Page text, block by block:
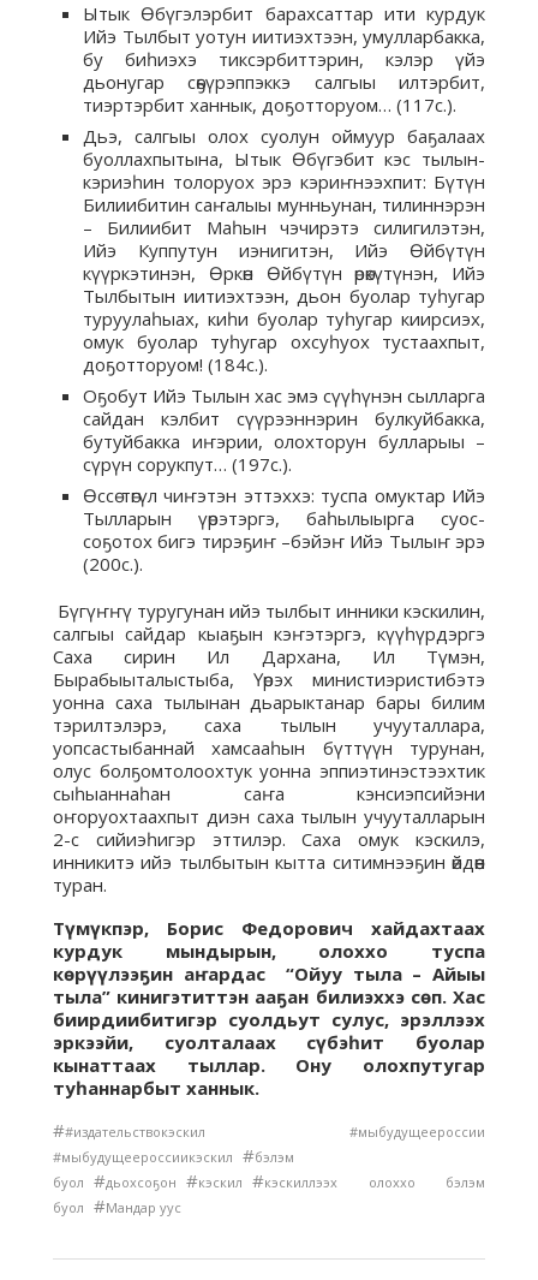
Ытык Өбүгэлэрбит барахсаттар ити курдук
Ийэ Тылбыт уотун иитиэхтээн, умулларбакка,
бу биһиэхэ тиксэрбиттэрин, кэлэр үйэ
дьонугар сөҕүрэппэккэ салгыы илтэрбит,
тиэртэрбит ханнык, доҕотторуом… (117с.).
Дьэ, салгыы олох суолун оймуур баҕалаах
буоллахпытына, Ытык Өбүгэбит кэс тылын-
кэриэһин толоруох эрэ кэриҥнээхпит: Бүтүн
Билиибитин саҥалыы мунньунан, тилиннэрэн
– Билиибит Маһын чэчирэтэ силигилэтэн,
Ийэ Куппутун иэнигитэн, Ийэ Өйбүтүн
күүркэтинэн, Өркөн Өйбүтүн өрөкүтүнэн, Ийэ
Тылбытын иитиэхтээн, дьон буолар туһугар
туруулаһыах, киһи буолар туһугар киирсиэх,
омук буолар туһугар охсуһуох тустаахпыт,
доҕотторуом! (184с.).
Оҕобут Ийэ Тылын хас эмэ сүүһүнэн сылларга
сайдан кэлбит сүүрээннэрин булкуйбакка,
бутуйбакка иҥэрии, олохторун булларыы –
сүрүн сорукпут… (197с.).
Өссө төгүл чиҥэтэн эттэххэ: туспа омуктар Ийэ
Тылларын үөрэтэргэ, баһылыырга суос-
соҕотох бигэ тирэҕиҥ –бэйэҥ Ийэ Тылыҥ эрэ
(200с.).
Бүгүҥҥү туругунан ийэ тылбыт инники кэскилин,
салгыы сайдар кыаҕын кэҥэтэргэ, күүһүрдэргэ
Саха сирин Ил Дархана, Ил Түмэн,
Бырабыыталыстыба, Үөрэх министиэристибэтэ
уонна саха тылынан дьарыктанар бары билим
тэрилтэлэрэ, саха тылын учууталлара,
уопсастыбаннай хамсааһын бүттүүн турунан,
олус болҕомтолоохтук уонна эппиэтинэстээхтик
сыһыаннаһан саҥа кэнсиэпсийэни
оҥоруохтаахпыт диэн саха тылын учууталларын
2-с сийиэһигэр эттилэр. Саха омук кэскилэ,
инникитэ ийэ тылбытын кытта ситимнээҕин өйдөөн
туран.
Түмүкпэр, Борис Федорович хайдахтаах
курдук мындырын, олоххо туспа
көрүүлээҕин аҥардас “Ойуу тыла – Айыы
тыла” кинигэтиттэн ааҕан билиэххэ сөп. Хас
биирдиибитигэр суолдьут сулус, эрэллээх
эркээйи, суолталаах сүбэһит буолар
кынаттаах тыллар. Ону олохпутугар
туһаннарбыт ханнык.
##издательствокэскил #мыбудущеероссии
#мыбудущеероссиикэскил #бэлэм
буол #дьохсоҕон #кэскил #кэскиллээх олоххо бэлэм
буол #Мандар уус